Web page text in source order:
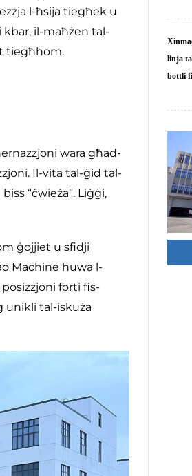
l-ħsija tiegħek u
il-maħżen tal-
tiegħhom.
wara għad-
Il-vita tal-ġid tal-
“ċwieża”. Liġġi,
ġojjiet u sfidji
Machine huwa l-
forti fis-
unikli tal-iskuża
linja
bottli